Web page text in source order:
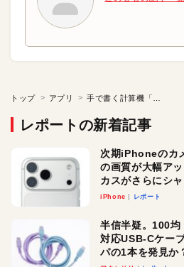
トップ アプリ 手で書く計算機「MyScript? Calculator」アプリに挑戦
レポートの新着記事
次期iPhoneのカ
の画質が大幅ア
カスがさらにシ
iPhone レポート
半信半疑。100
対応USB-Cケー
パの1本を発見か